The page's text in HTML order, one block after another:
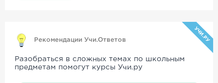
Рекомендации Учи.Ответов УЧИ.РУ
Разобраться в сложных темах по школьным
предметам помогут курсы Учи.ру